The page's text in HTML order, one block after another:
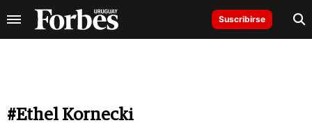
Suscribirse
#Ethel Kornecki